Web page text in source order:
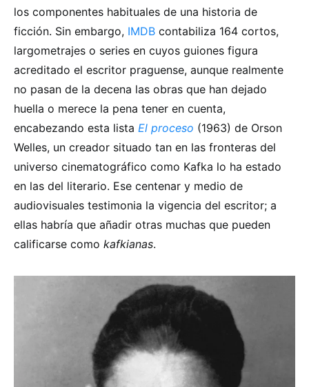
los componentes habituales de una historia de
ficción. Sin embargo, IMDB contabiliza 164 cortos,
largometrajes o series en cuyos guiones figura
acreditado el escritor praguense, aunque realmente
no pasan de la decena las obras que han dejado
huella o merece la pena tener en cuenta,
encabezando esta lista El proceso (1963) de Orson
Welles, un creador situado tan en las fronteras del
universo cinematográfico como Kafka lo ha estado
en las del literario. Ese centenar y medio de
audiovisuales testimonia la vigencia del escritor; a
ellas habría que añadir otras muchas que pueden
calificarse como kafkianas.